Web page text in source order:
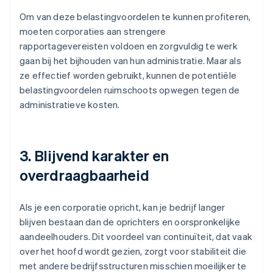
Om van deze belastingvoordelen te kunnen profiteren,
moeten corporaties aan strengere
rapportagevereisten voldoen en zorgvuldig te werk
gaan bij het bijhouden van hun administratie. Maar als
ze effectief worden gebruikt, kunnen de potentiële
belastingvoordelen ruimschoots opwegen tegen de
administratieve kosten.
3. Blijvend karakter en
overdraagbaarheid
Als je een corporatie opricht, kan je bedrijf langer
blijven bestaan dan de oprichters en oorspronkelijke
aandeelhouders. Dit voordeel van continuïteit, dat vaak
over het hoofd wordt gezien, zorgt voor stabiliteit die
met andere bedrijfsstructuren misschien moeilijker te